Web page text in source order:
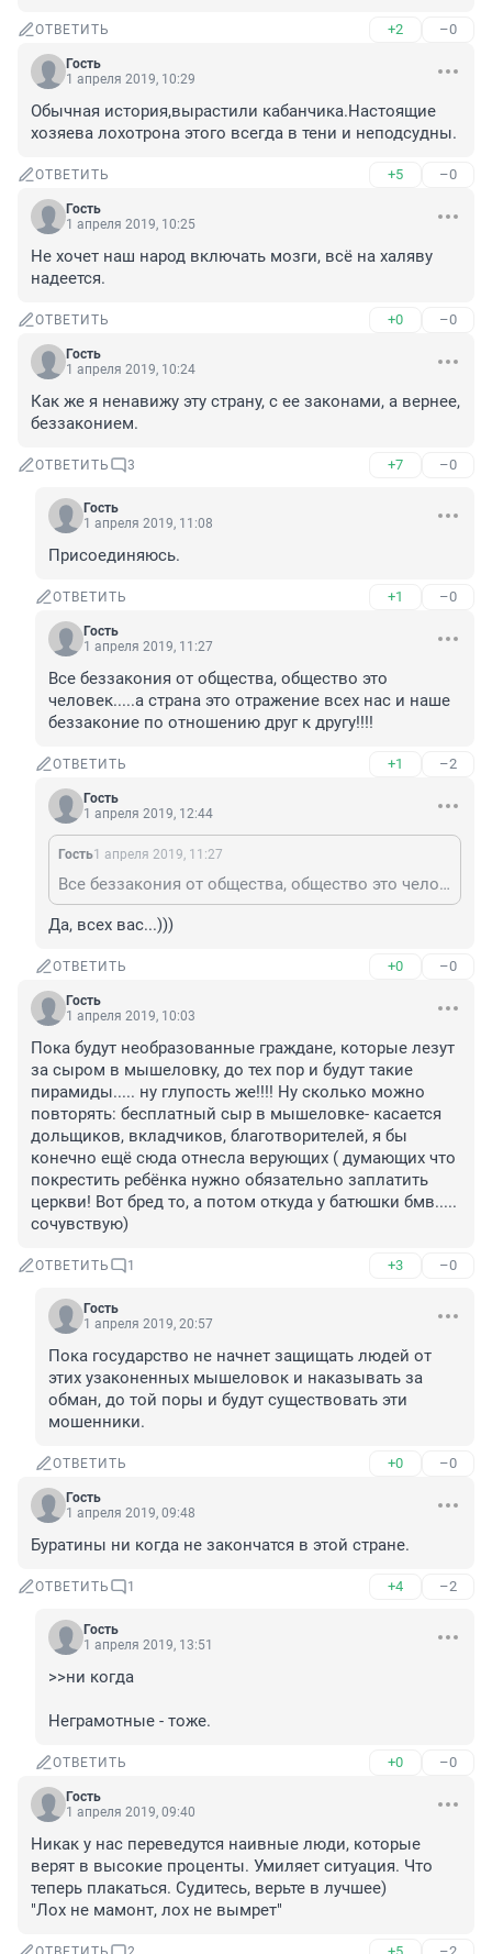
ОТВЕТИТЬ +2 –0
Гость
1 апреля 2019, 10:29
Обычная история,вырастили кабанчика.Настоящие
хозяева лохотрона этого всегда в тени и неподсудны.
ОТВЕТИТЬ +5 –0
Гость
1 апреля 2019, 10:25
Не хочет наш народ включать мозги, всё на халяву
надеется.
ОТВЕТИТЬ +0 –0
Гость
1 апреля 2019, 10:24
Как же я ненавижу эту страну, с ее законами, а вернее,
беззаконием.
ОТВЕТИТЬ 3 +7 –0
Гость
1 апреля 2019, 11:08
Присоединяюсь.
ОТВЕТИТЬ +1 –0
Гость
1 апреля 2019, 11:27
Все беззакония от общества, общество это
человек.....а страна это отражение всех нас и наше
беззаконие по отношению друг к другу!!!!
ОТВЕТИТЬ +1 –2
Гость
1 апреля 2019, 12:44
Гость1 апреля 2019, 11:27
Все беззакония от общества, общество это человек.....а страна это отражение всех нас и наше беззаконие по отношению друг к другу!!!!
Да, всех вас...)))
ОТВЕТИТЬ +0 –0
Гость
1 апреля 2019, 10:03
Пока будут необразованные граждане, которые лезут
за сыром в мышеловку, до тех пор и будут такие
пирамиды..... ну глупость же!!!! Ну сколько можно
повторять: бесплатный сыр в мышеловке- касается
дольщиков, вкладчиков, благотворителей, я бы
конечно ещё сюда отнесла верующих ( думающих что
покрестить ребёнка нужно обязательно заплатить
церкви! Вот бред то, а потом откуда у батюшки бмв.....
сочувствую)
ОТВЕТИТЬ 1 +3 –0
Гость
1 апреля 2019, 20:57
Пока государство не начнет защищать людей от
этих узаконенных мышеловок и наказывать за
обман, до той поры и будут существовать эти
мошенники.
ОТВЕТИТЬ +0 –0
Гость
1 апреля 2019, 09:48
Буратины ни когда не закончатся в этой стране.
ОТВЕТИТЬ 1 +4 –2
Гость
1 апреля 2019, 13:51
>>ни когда
Неграмотные - тоже.
ОТВЕТИТЬ +0 –0
Гость
1 апреля 2019, 09:40
Никак у нас переведутся наивные люди, которые
верят в высокие проценты. Умиляет ситуация. Что
теперь плакаться. Судитесь, верьте в лучшее)
"Лох не мамонт, лох не вымрет"